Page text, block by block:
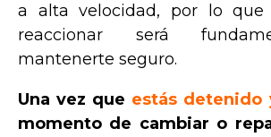
a alta velocidad, por lo que
reaccionar será
mantenerte seguro.
Una vez que estás detenido
momento de cambiar o